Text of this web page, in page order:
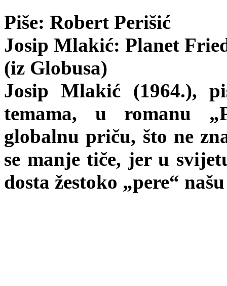
Piše: Robert Perišić
Josip Mlakić: Planet
(iz Globusa)
Josip Mlakić (1964.),
temama, u romanu
globalnu priču, što ne
se manje tiče, jer u
dosta žestoko „pere“